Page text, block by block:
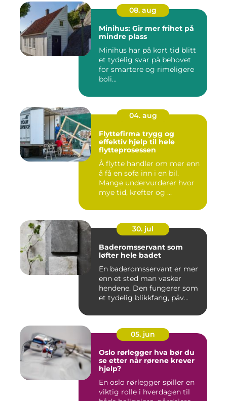
08. aug
Minihus: Gir mer frihet på
mindre plass
Minihus har på kort tid blitt
et tydelig svar på behovet
for smartere og rimeligere
boli...
04. aug
Flyttefirma trygg og
effektiv hjelp til hele
flytteprosessen
Å flytte handler om mer enn
å få en sofa inn i en bil.
Mange undervurderer hvor
mye tid, krefter og ...
30. jul
Baderomsservant som
løfter hele badet
En baderomsservant er mer
enn et sted man vasker
hendene. Den fungerer som
et tydelig blikkfang, påv...
05. jun
Oslo rørlegger hva bør du
se etter når rørene krever
hjelp?
En oslo rørlegger spiller en
viktig rolle i hverdagen til